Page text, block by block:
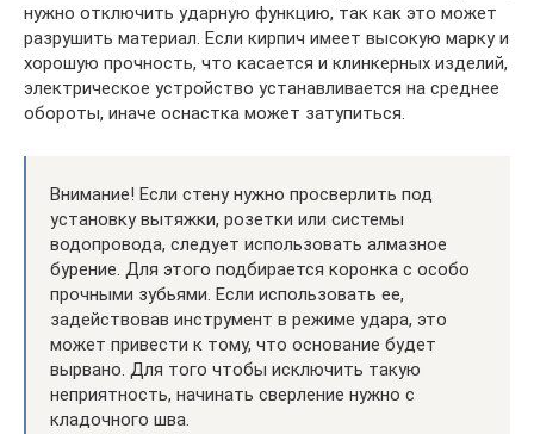
нужно отключить ударную функцию, так как это может
разрушить материал. Если кирпич имеет высокую марку и
хорошую прочность, что касается и клинкерных изделий,
электрическое устройство устанавливается на среднее
обороты, иначе оснастка может затупиться.
Внимание! Если стену нужно просверлить под
установку вытяжки, розетки или системы
водопровода, следует использовать алмазное
бурение. Для этого подбирается коронка с особо
прочными зубьями. Если использовать ее,
задействовав инструмент в режиме удара, это
может привести к тому, что основание будет
вырвано. Для того чтобы исключить такую
неприятность, начинать сверление нужно с
кладочного шва.